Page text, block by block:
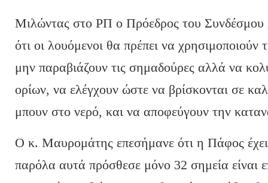
Μιλώντας στο ΡΠ ο Πρόεδρος του Συνδέσμου
ότι οι λουόμενοι θα πρέπει να χρησιμοποιούν
μην παραβιάζουν τις σημαδούρες αλλά να
ορίων, να ελέγχουν ώστε να βρίσκονται σε
μπουν στο νερό, και να αποφεύγουν την
Ο κ. Μαυρομάτης επεσήμανε ότι η Πάφος
παρόλα αυτά πρόσθεσε μόνο 32 σημεία είναι